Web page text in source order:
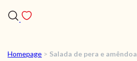
Homepage > Salada de pera e